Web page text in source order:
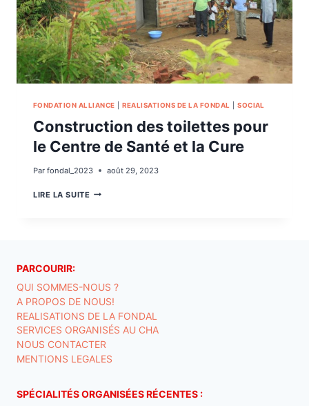
FONDATION ALLIANCE |REALISATIONS DE LA FONDAL |SOCIAL
Construction des toilettes pour
le Centre de Santé et la Cure
Par fondal_2023 août 29, 2023
LIRE LA SUITECONSTRUCTION
ET
LA
CURE
PARCOURIR:
QUI SOMMES-NOUS ?
A PROPOS DE NOUS!
REALISATIONS DE LA FONDAL
SERVICES ORGANISÉS AU CHA
NOUS CONTACTER
MENTIONS LEGALES
SPÉCIALITÉS ORGANISÉES RÉCENTES :